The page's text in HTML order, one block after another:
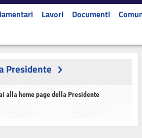
Lavori Documenti
Presidente
alla home page della Presidente